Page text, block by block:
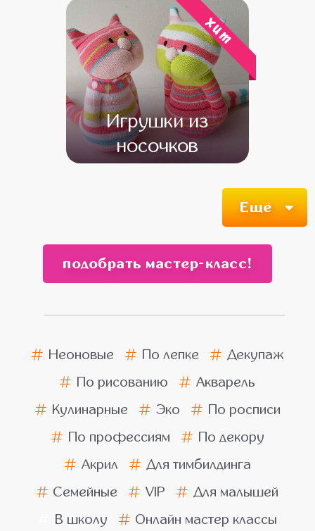
Игрушки из
носочков
хит
Ещё
подобрать мастер-класс!
Неоновые По лепке
Декупаж
По рисованию
Акварель
Кулинарные
Эко
По росписи
По профессиям
По декору
Акрил
Для тимбилдинга
Семейные
VIP
Для малышей
В школу
Онлайн мастер классы